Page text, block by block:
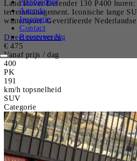
Aanbieders
Agenda
Inspiratie
Contact
Reserveer Nu
Land Rover Defender 130 P400
terreinmanagement. Iconische lange
wintersport. Geverifieerde Nederlandse
Direct reserveren
€475
Vanaf prijs / dag
400
PK
191
km/h topsnelheid
SUV
Categorie